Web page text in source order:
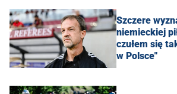
Szczere
niemieckiej
czułem się
w Polsce"